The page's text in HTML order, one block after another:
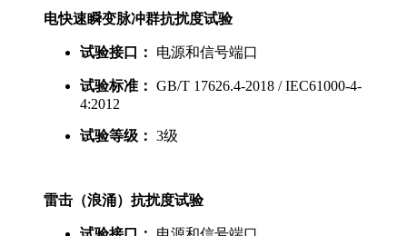
电快速瞬变脉冲群抗扰度试验
试验接口： 电源和信号端口
试验标准： GB/T 17626.4-2018 / IEC61000-4-
4:2012
试验等级： 3级
雷击（浪涌）抗扰度试验